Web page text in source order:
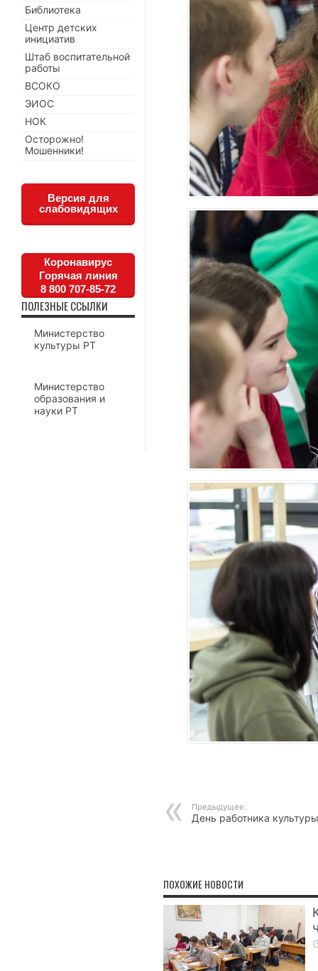
Предыдущее:
День работника культуры
ПОХОЖИЕ НОВОСТИ
Библиотека
Центр детских
инициатив
Штаб воспитательной
работы
ВСОКО
ЭИОС
НОК
Осторожно!
Мошенники!
Версия для
слабовидящих
Коронавирус
Горячая линия
8 800 707-85-72
ПОЛЕЗНЫЕ ССЫЛКИ
Министерство
культуры РТ
Министерство
образования и
науки РТ